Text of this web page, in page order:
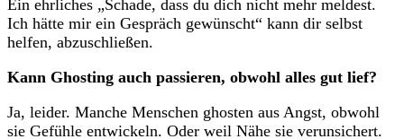
Ein ehrliches „Schade, dass du dich nicht mehr meldest.
Ich hätte mir ein Gespräch gewünscht“ kann dir selbst
helfen, abzuschließen.
Kann Ghosting auch passieren, obwohl alles gut lief?
Ja, leider. Manche Menschen ghosten aus Angst, obwohl
sie Gefühle entwickeln. Oder weil Nähe sie verunsichert.